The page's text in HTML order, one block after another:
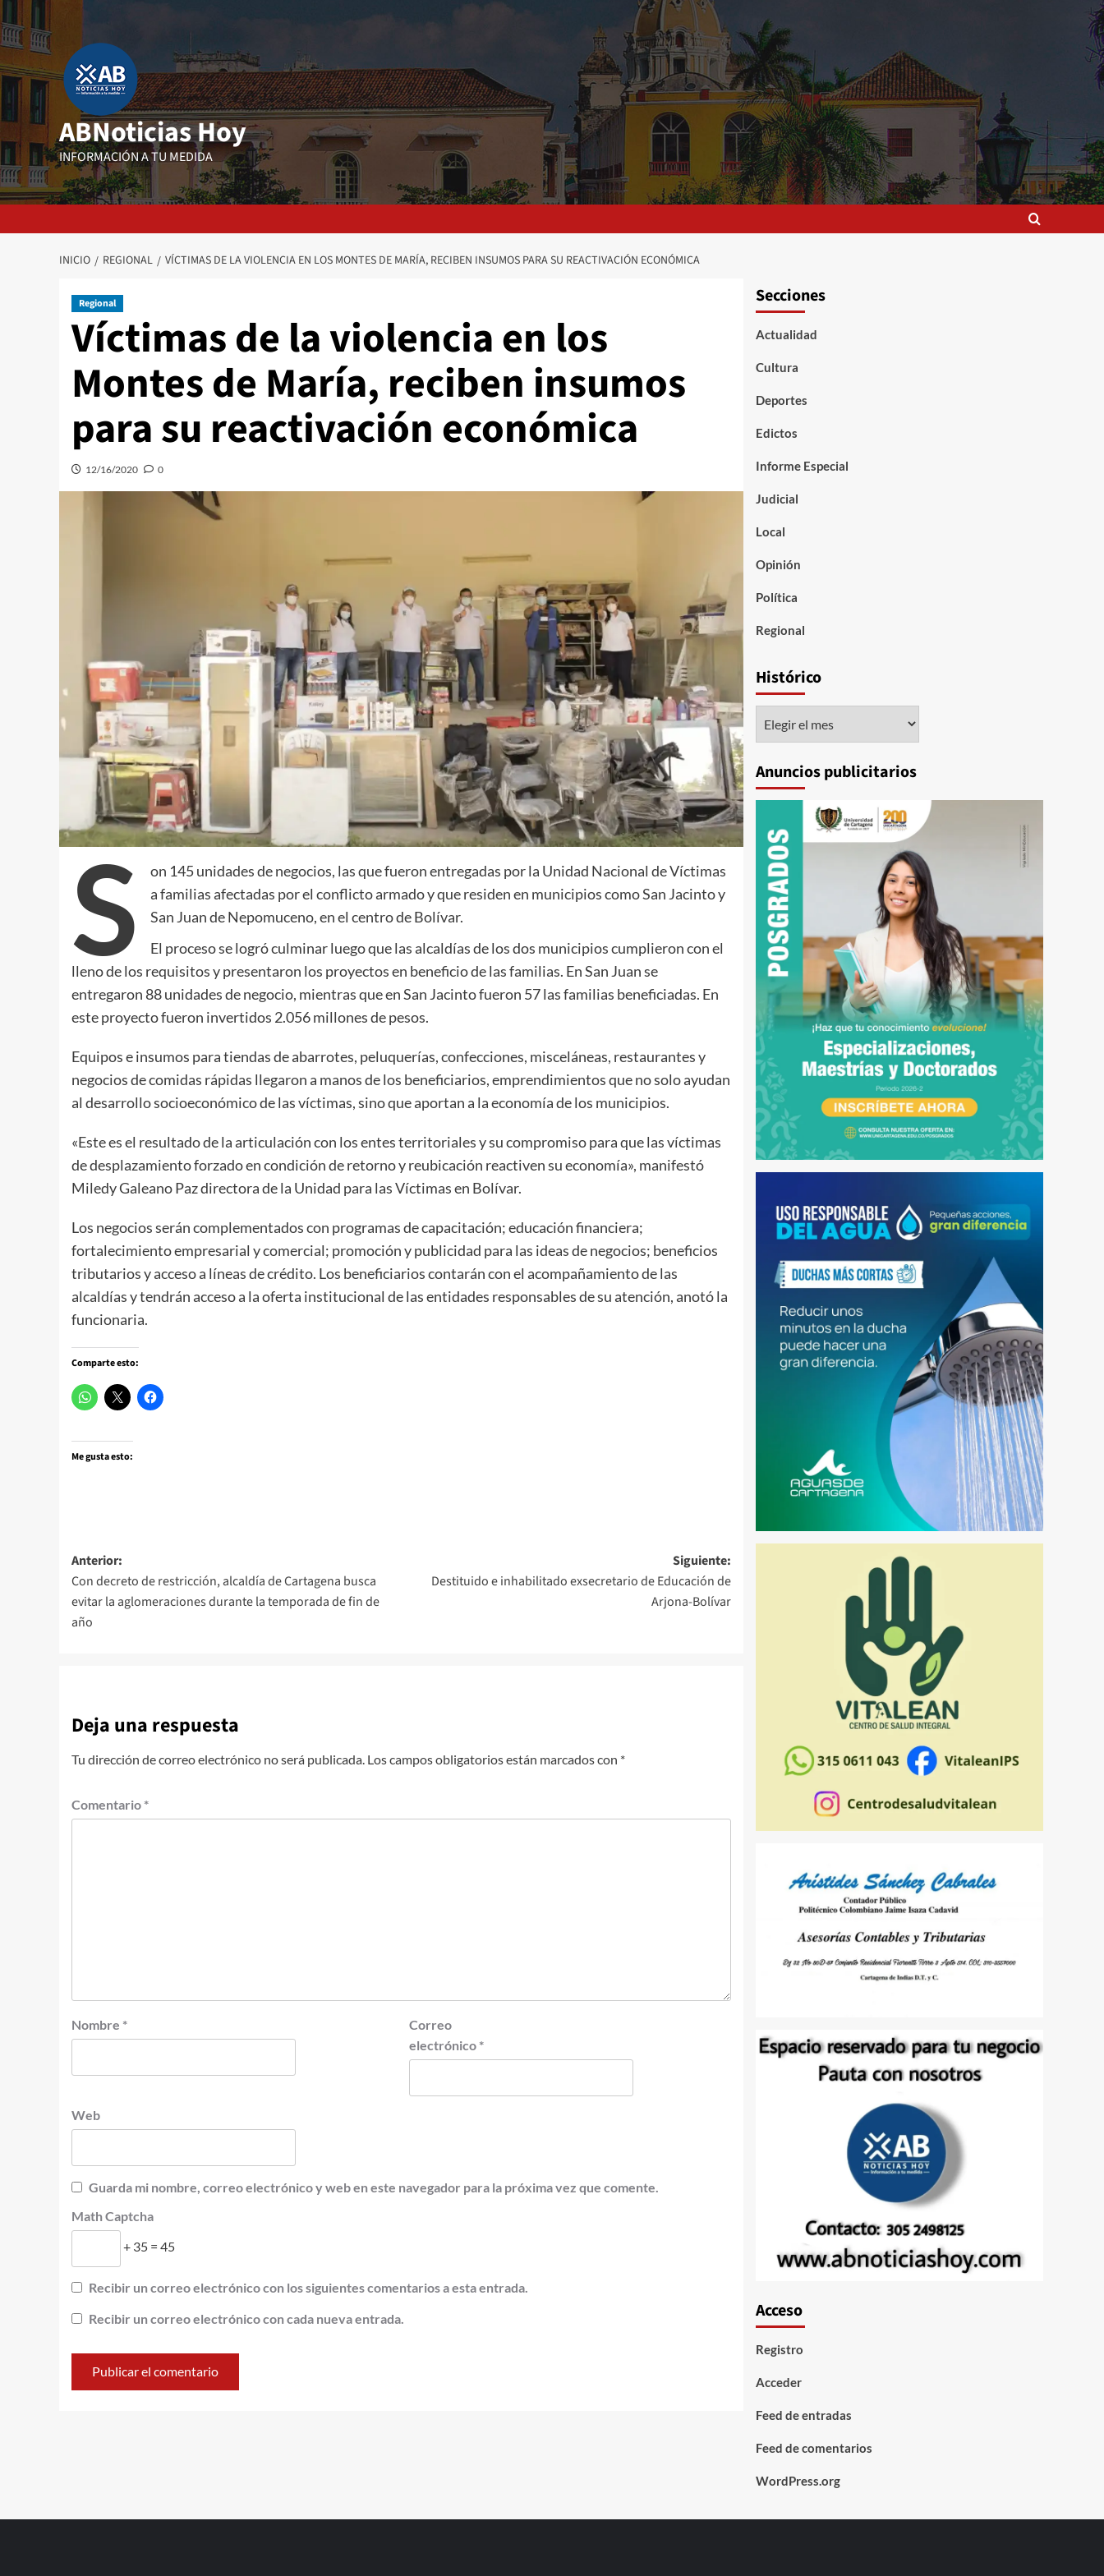
al
contenido
ABNoticias Hoy
INFORMACIÓN A TU MEDIDA
INICIO REGIONAL VÍCTIMAS DE LA VIOLENCIA EN LOS MONTES DE MARÍA, RECIBEN INSUMOS PARA SU REACTIVACIÓN ECONÓMICA
Regional
Víctimas de la violencia en los
Montes de María, reciben insumos
para su reactivación económica
12/16/2020 0
S
on 145 unidades de negocios, las que fueron entregadas por la Unidad Nacional de Víctimas
a familias afectadas por el conflicto armado y que residen en municipios como San Jacinto y
San Juan de Nepomuceno, en el centro de Bolívar.
El proceso se logró culminar luego que las alcaldías de los dos municipios cumplieron con el
lleno de los requisitos y presentaron los proyectos en beneficio de las familias. En San Juan se
entregaron 88 unidades de negocio, mientras que en San Jacinto fueron 57 las familias beneficiadas. En
este proyecto fueron invertidos 2.056 millones de pesos.
Equipos e insumos para tiendas de abarrotes, peluquerías, confecciones, misceláneas, restaurantes y
negocios de comidas rápidas llegaron a manos de los beneficiarios, emprendimientos que no solo ayudan
al desarrollo socioeconómico de las víctimas, sino que aportan a la economía de los municipios.
«Este es el resultado de la articulación con los entes territoriales y su compromiso para que las víctimas
de desplazamiento forzado en condición de retorno y reubicación reactiven su economía», manifestó
Miledy Galeano Paz directora de la Unidad para las Víctimas en Bolívar.
Los negocios serán complementados con programas de capacitación; educación financiera;
fortalecimiento empresarial y comercial; promoción y publicidad para las ideas de negocios; beneficios
tributarios y acceso a líneas de crédito. Los beneficiarios contarán con el acompañamiento de las
alcaldías y tendrán acceso a la oferta institucional de las entidades responsables de su atención, anotó la
funcionaria.
Comparte esto:
Me gusta esto:
Navegación
de
entradas
Anterior:
Con decreto de restricción, alcaldía de Cartagena busca
evitar la aglomeraciones durante la temporada de fin de
año
Siguiente:
Destituido e inhabilitado exsecretario de Educación de
Arjona-Bolívar
Deja una respuesta
Tu dirección de correo electrónico no será publicada. Los campos obligatorios están marcados con *
Comentario *
Nombre *
Correo
electrónico *
Web
Guarda mi nombre, correo electrónico y web en este navegador para la próxima vez que comente.
Math Captcha
+ 35 = 45
Recibir un correo electrónico con los siguientes comentarios a esta entrada.
Recibir un correo electrónico con cada nueva entrada.
Secciones
Actualidad
Cultura
Deportes
Edictos
Informe Especial
Judicial
Local
Opinión
Política
Regional
Histórico
Anuncios publicitarios
Acceso
Registro
Acceder
Feed de entradas
Feed de comentarios
WordPress.org